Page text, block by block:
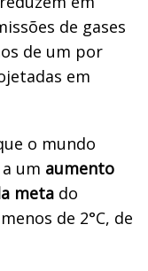
de gases
de um por
em
o mundo
um aumento
meta do
de 2°C, de